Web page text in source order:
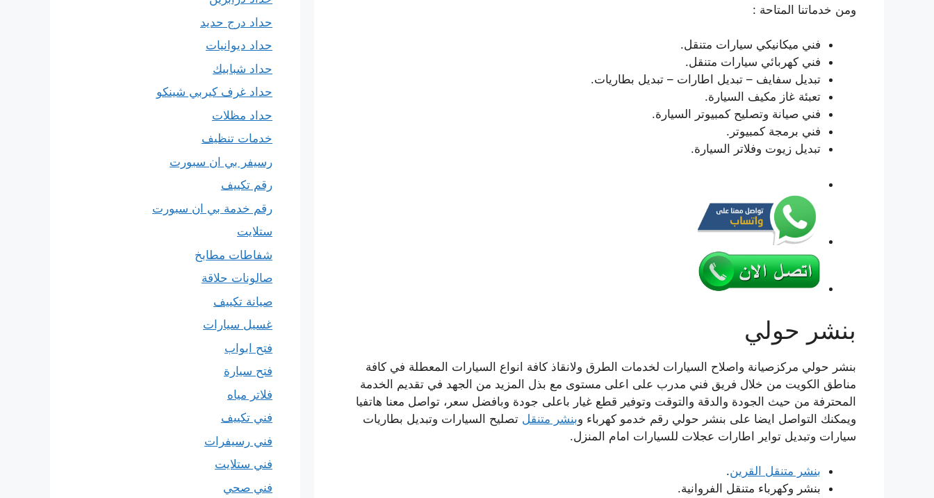
ومن خدماتنا المتاحة :
فني ميكانيكي سيارات متنقل.
فني كهربائي سيارات متنقل.
تبديل سفايف – تبديل اطارات – تبديل بطاريات.
تعبئة غاز مكيف السيارة.
فني صيانة وتصليح كمبيوتر السيارة.
فني برمجة كمبيوتر.
تبديل زيوت وفلاتر السيارة.
بنشر حولي
بنشر حولي مركزصيانة واصلاح السيارات لخدمات الطرق ولانقاذ كافة انواع السيارات المعطلة في كافة
مناطق الكويت من خلال فريق فني مدرب على اعلى مستوى مع بذل المزيد من الجهد في تقديم الخدمة
المحترفة من حيث الجودة والدقة والتوقت وتوفير قطع غيار باعلى جودة وبافضل سعر، تواصل معنا هاتفيا
ويمكنك التواصل ايضا على بنشر حولي رقم خدمو كهرباء وبنشر متنقل تصليح السيارات وتبديل بطاريات
سيارات وتبديل تواير اطارات عجلات للسيارات امام المنزل.
بنشر متنقل القرين.
بنشر وكهرباء متنقل الفروانية.
حداد درج حديد
حداد ديوانيات
حداد شبابيك
حداد غرف كيربي شينكو
حداد مظلات
خدمات تنظيف
رسيفر بي ان سبورت
رقم تكييف
رقم خدمة بي ان سبورت
ستلايت
شفاطات مطابخ
صالونات حلاقة
صيانة تكييف
غسيل سيارات
فتح ابواب
فتح سيارة
فلاتر مياه
فني تكييف
فني رسيفرات
فني ستلايت
فني صحي